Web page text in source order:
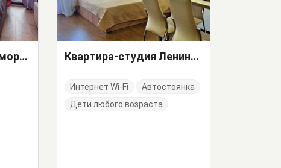
"Студия с видом на море в Адлере ЖК Морская Симфония" квартира-студия Квартира-студия Ленина 290/6
Интернет Wi-Fi
Автостоянка
Дети любого возраста